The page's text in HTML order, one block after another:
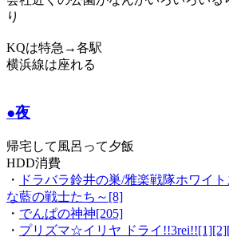
り
KQは特急→各駅
横浜線は座れる
●夜
帰宅して風呂って夕飯
HDD消費
・
ドラバラ鈴井の巣/雅楽戦隊ホワイ
な藍の戦士たち～[8]
・ でんぱの神神[205]
・ プリズマ☆イリヤ ドライ